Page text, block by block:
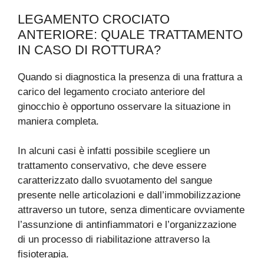
LEGAMENTO CROCIATO
ANTERIORE: QUALE TRATTAMENTO
IN CASO DI ROTTURA?
Quando si diagnostica la presenza di una frattura a
carico del legamento crociato anteriore del
ginocchio è opportuno osservare la situazione in
maniera completa.
In alcuni casi è infatti possibile scegliere un
trattamento conservativo, che deve essere
caratterizzato dallo svuotamento del sangue
presente nelle articolazioni e dall’immobilizzazione
attraverso un tutore, senza dimenticare ovviamente
l’assunzione di antinfiammatori e l’organizzazione
di un processo di riabilitazione attraverso la
fisioterapia.